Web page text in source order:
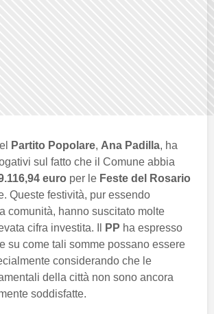
Partito Popolare, Ana Padilla, ha
sul fatto che il Comune abbia
euro per le Feste del Rosario
Queste festività, pur essendo
comunità, hanno suscitato molte
cifra investita. Il
PP ha espresso
su come tali somme possano essere
considerando che le
della città non sono ancora
soddisfatte.